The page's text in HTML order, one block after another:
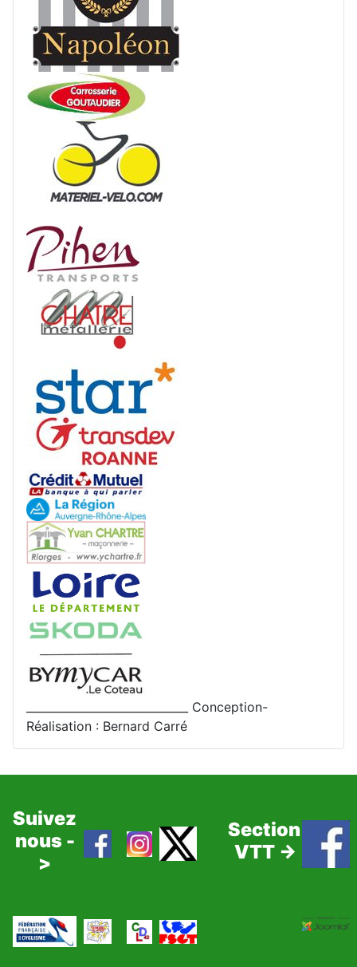
_____________________________ Conception-
Réalisation : Bernard Carré
Suivez
nous -
>
Section
VTT ->